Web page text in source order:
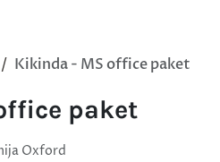
Kikinda - MS office paket
paket
Oxford